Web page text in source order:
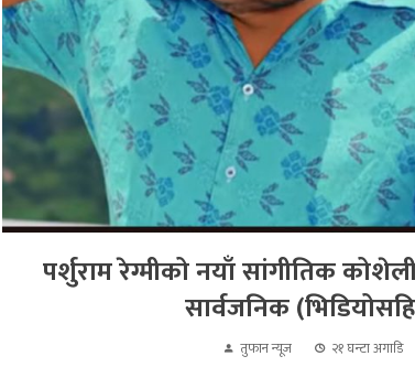
पर्शुराम रेग्मीको नयाँ सांगीतिक
सार्वजनिक
तुफान न्यूज २१ घन्टा अगाडि